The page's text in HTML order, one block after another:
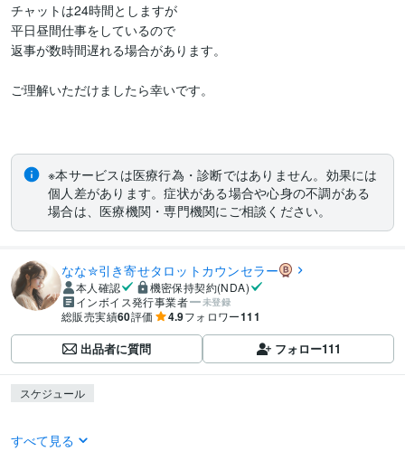
チャットは24時間としますが
平日昼間仕事をしているので
返事が数時間遅れる場合があります。
ご理解いただけましたら幸いです。
※本サービスは医療行為・診断ではありません。効果には
個人差があります。症状がある場合や心身の不調がある
場合は、医療機関・専門機関にご相談ください。
なな✮引き寄せタロットカウンセラー
本人確認
機密保持契約(NDA)
インボイス発行事業者
未登録
総販売実績60評価 4.9フォロワー111
出品者に質問 フォロー111
スケジュール
すべて見る